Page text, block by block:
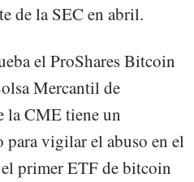
de la SEC en abril.
el ProShares Bitcoin
Mercantil de
la CME tiene un
para vigilar el abuso en el
primer ETF de bitcoin